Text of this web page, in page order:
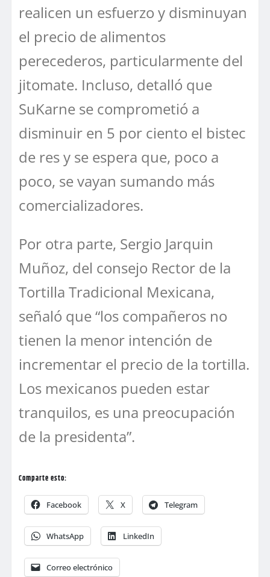
realicen un esfuerzo y disminuyan
el precio de alimentos
perecederos, particularmente del
jitomate. Incluso, detalló que
SuKarne se comprometió a
disminuir en 5 por ciento el bistec
de res y se espera que, poco a
poco, se vayan sumando más
comercializadores.
Por otra parte, Sergio Jarquin
Muñoz, del consejo Rector de la
Tortilla Tradicional Mexicana,
señaló que “los compañeros no
tienen la menor intención de
incrementar el precio de la tortilla.
Los mexicanos pueden estar
tranquilos, es una preocupación
de la presidenta”.
Comparte esto:
Facebook X Telegram
WhatsApp LinkedIn
Correo electrónico